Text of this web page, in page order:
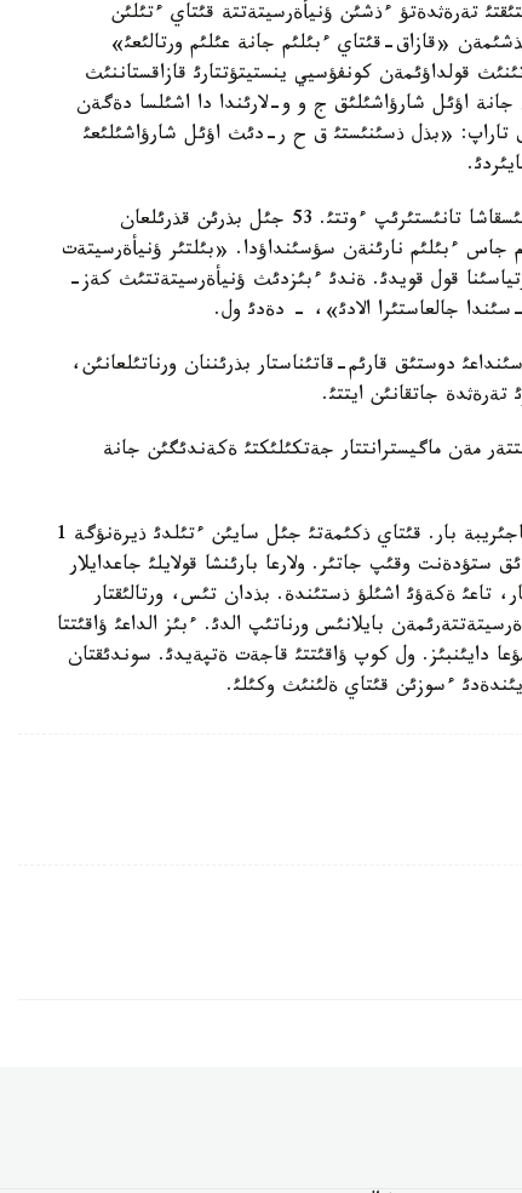
تةرةثدةتؤ ءذشئن ؤنيأةرسيتةتتة قئتاي ءتئلئن
«قازاق-قئتاي ءبئلئم جانة عئلئم ورتالئعئ»
قولداؤئمةن كونفؤسيي ينستيتؤتتارئ قازاقستاننئث
اؤئل شارؤاشئلئق ج و و-لارئندا دا اشئلسا دةگةن
تاراپ: «بذل ذسئنئستئ ق ح ر-دئث اؤئل شارؤاشئلئعئ
بذدان كةيئن ا.بذلاشةأ، ؤنيأةرسيتةتتئث تاريحئمةن قئسقاشا تانئستئرئپ ءوتتئ. 53 جئل بذرئن قذرئلعان
بذگئندة 10 مئثنان استام جاس ءبئلئم نارئنةن سؤسئنداؤدا. «بئلتئر ؤنيأةرسيتةت
قول قويدئ. ةندئ ءبئزدئث ؤنيأةرسيتةتتئث كةز-
جالعاستئرا الادئ»، - دةدئ ول.
دوستئق قارئم-قاتئناستار بذرئننان ورناتئلعانئن،
تةرةثدة جاتقانئن ايتتئ.
مةن ماگيسترانتتار جةتكئلئكتئ ةكةندئگئن جانة
«بئزدة شةتةلدئكتةرگة قئتاي ءتئلئن ذيرةتؤدة مول تاجئريبة بار. قئتاي ذكئمةتئ جئل سايئن ءتئلدئ ذيرةنؤگة 1
قازئر بئزدة 240 قازاقستاندئق ستؤدةنت وقئپ جاتئر. ولارعا بارئنشا قولايلئ جاعدايلار
تاعئ ةكةؤئ اشئلؤ ذستئندة. بذدان تئس، ورتالئقتار
بايلانئس ورناتئپ الدئ. ءبئز الداعئ ؤاقئتتا
دايئنبئز. ول كوپ ؤاقئتتئ قاجةت ةتپةيدئ. سوندئقتان
ءسوزئن قئتاي ةلئنئث وكئلئ.